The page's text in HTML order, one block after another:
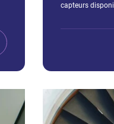
capteurs